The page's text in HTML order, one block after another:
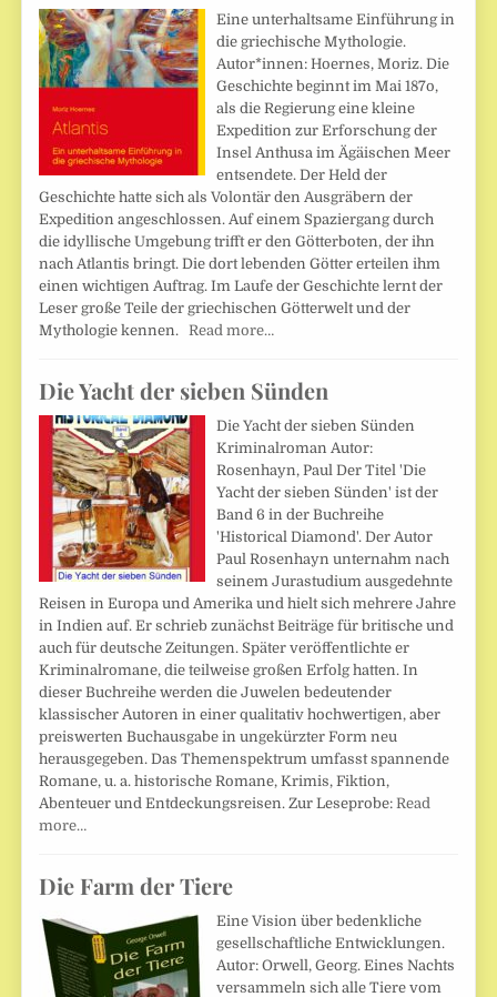
Eine unterhaltsame Einführung in
die griechische Mythologie.
Autor*innen: Hoernes, Moriz. Die
Geschichte beginnt im Mai 187o,
als die Regierung eine kleine
Expedition zur Erforschung der
Insel Anthusa im Ägäischen Meer
entsendete. Der Held der
Geschichte hatte sich als Volontär den Ausgräbern der
Expedition angeschlossen. Auf einem Spaziergang durch
die idyllische Umgebung trifft er den Götterboten, der ihn
nach Atlantis bringt. Die dort lebenden Götter erteilen ihm
einen wichtigen Auftrag. Im Laufe der Geschichte lernt der
Leser große Teile der griechischen Götterwelt und der
Mythologie kennen. Read more…
Die Yacht der sieben Sünden
Die Yacht der sieben Sünden
Kriminalroman Autor:
Rosenhayn, Paul Der Titel 'Die
Yacht der sieben Sünden' ist der
Band 6 in der Buchreihe
'Historical Diamond'. Der Autor
Paul Rosenhayn unternahm nach
seinem Jurastudium ausgedehnte
Reisen in Europa und Amerika und hielt sich mehrere Jahre
in Indien auf. Er schrieb zunächst Beiträge für britische und
auch für deutsche Zeitungen. Später veröffentlichte er
Kriminalromane, die teilweise großen Erfolg hatten. In
dieser Buchreihe werden die Juwelen bedeutender
klassischer Autoren in einer qualitativ hochwertigen, aber
preiswerten Buchausgabe in ungekürzter Form neu
herausgegeben. Das Themenspektrum umfasst spannende
Romane, u. a. historische Romane, Krimis, Fiktion,
Abenteuer und Entdeckungsreisen. Zur Leseprobe: Read
more…
Die Farm der Tiere
Eine Vision über bedenkliche
gesellschaftliche Entwicklungen.
Autor: Orwell, Georg. Eines Nachts
versammeln sich alle Tiere vom